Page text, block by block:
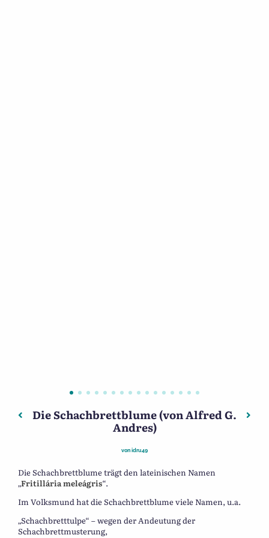
Beitragsnavigation
Vorheriger: Die Geschichte des Grafengeschlechtes
Die Schachbrettblume (von Alfred G.
Andres)
von idru49
Die Schachbrettblume trägt den lateinischen Namen
„Fritillária meleágris“.
Im Volksmund hat die Schachbrettblume viele Namen, u.a.
„Schachbretttulpe“ – wegen der Andeutung der
Schachbrettmusterung,